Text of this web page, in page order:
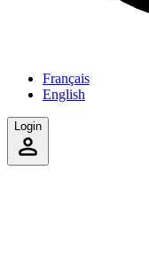
Français
English
Login